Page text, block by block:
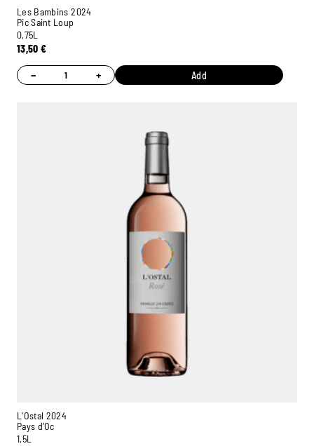
Les Bambins 2024
Pic Saint Loup
0,75L
13,50€
− + Add
L'Ostal 2024
Pays d’Oc
1,5L